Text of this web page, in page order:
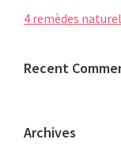
4 remèdes
Recent
Archives